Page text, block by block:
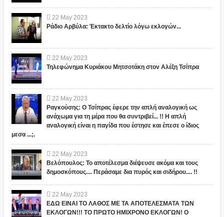
22 May 2023
Ράδιο Αρβύλα: Έκτακτο δελτίο λόγω εκλογών...
22 May 2023
Τηλεφώνημα Κυριάκου Μητσοτάκη στον Αλέξη Τσίπρα
22 May 2023
Ραγκούσης: Ο Τσίπρας έφερε την απλή αναλογική ως
ανάχωμα για τη μέρα που θα συντριβεί... !! Η απλή
αναλογική είναι η παγίδα που έστησε και έπεσε ο ίδιος
μεσα ...;.
22 May 2023
Βελόπουλος: Το αποτέλεσμα διέψευσε ακόμα και τους
δημοσκόπους.... Περάσαμε δια πυρός και σιδήρου.... !!
22 May 2023
ΕΔΩ ΕΙΝΑΙ ΤΟ ΛΑΘΟΣ ΜΕ ΤΑ ΑΠΟΤΕΛΕΣΜΑΤΑ ΤΩΝ
ΕΚΛΟΓΩΝ!!! ΤΟ ΠΡΩΤΟ ΗΜΙΧΡΟΝΟ ΕΚΛΟΓΩΝ! Ο